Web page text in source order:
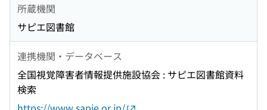
所蔵機関
サピエ図書館
連携機関・データベース
全国視覚障害者情報提供施設協会 : サピエ図書館資料
検索